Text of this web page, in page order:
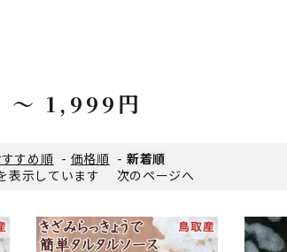
〜 1,999円
すめ順 - 価格順 - 新着順
示しています
次のページへ